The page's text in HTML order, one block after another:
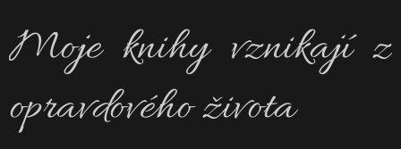
Moje knihy vznikají z
opravdového života